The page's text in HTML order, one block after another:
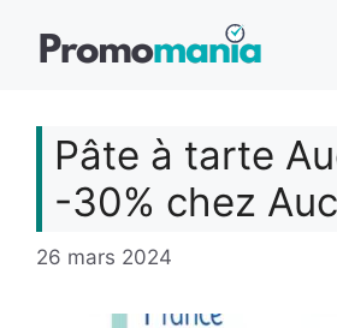
Pâte à tarte
-30% chez
26 mars 2024